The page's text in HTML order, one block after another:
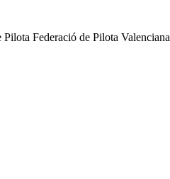
Federació de Pilota Valenciana